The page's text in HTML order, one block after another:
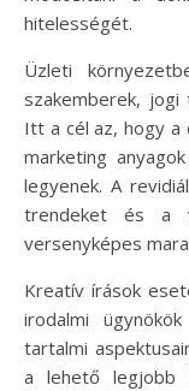
hitelességét.
Üzleti
szakemberek, jogi
Itt a cél az, hogy a
marketing
legyenek. A
trendeket és a
versenyképes
Kreatív írások
irodalmi
tartalmi
a lehető legjobb